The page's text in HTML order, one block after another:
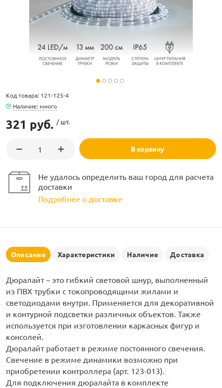
Код товара: 121-125-4
Наличие: много
321 руб. / шт.
В корзину
Не удалось определить ваш город для расчета
доставки
Подробнее о доставке
Описание Характеристики Наличие Доставка
Дюралайт – это гибкий световой шнур, выполненный
из ПВХ трубки с токопроводящими жилами и
светодиодами внутри. Применяется для декоративной
и контурной подсветки различных объектов. Также
используется при изготовлении каркасных фигур и
консолей.
Дюралайт работает в режиме постоянного свечения.
Свечение в режиме динамики возможно при
приобретении контроллера (арт. 123-013).
Для подключения дюралайта в комплекте